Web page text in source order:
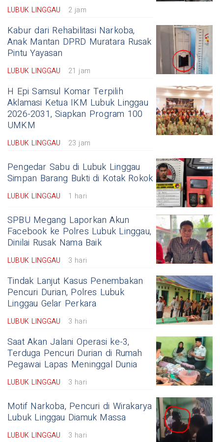
LUBUK LINGGAU 2 jam
Kabur dari Rehabilitasi Narkoba,
Anak Mantan DPRD Muratara Rusak
Pintu Yayasan
LUBUK LINGGAU 21 jam
H Epi Samsul Komar Terpilih
Aklamasi Ketua IKM Lubuk Linggau
2026-2031, Siapkan Program 100
UMKM
LUBUK LINGGAU 23 jam
Pengedar Sabu di Lubuk Linggau
Simpan Barang Bukti di Kotak Rokok
LUBUK LINGGAU 1 hari
SPBU Megang Laporkan Akun
Facebook ke Polres Lubuk Linggau,
Dinilai Rusak Nama Baik
LUBUK LINGGAU 3 hari
Tindak Lanjut Kasus Penembakan
Pencuri Durian, Polres Lubuk
Linggau Gelar Perkara
LUBUK LINGGAU 3 hari
Saat Akan Jalani Operasi ke-3,
Terduga Pencuri Durian di Rumah
Pegawai Lapas Meninggal Dunia
LUBUK LINGGAU 3 hari
Motif Narkoba, Pencuri di Wirakarya
Lubuk Linggau Diamuk Massa
LUBUK LINGGAU 3 hari